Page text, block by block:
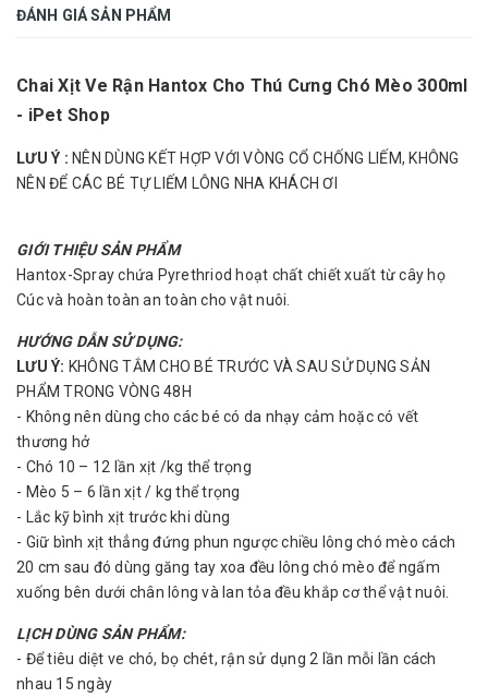
ĐÁNH GIÁ SẢN PHẨM
Chai Xịt Ve Rận Hantox Cho Thú Cưng Chó Mèo 300ml
- iPet Shop
LƯU Ý : NÊN DÙNG KẾT HỢP VỚI VÒNG CỔ CHỐNG LIẾM, KHÔNG
NÊN ĐỂ CÁC BÉ TỰ LIẾM LÔNG NHA KHÁCH ƠI
GIỚI THIỆU SẢN PHẨM
Hantox-Spray chứa Pyrethriod hoạt chất chiết xuất từ cây họ
Cúc và hoàn toàn an toàn cho vật nuôi.
HƯỚNG DẪN SỬ DỤNG:
LƯU Ý: KHÔNG TẮM CHO BÉ TRƯỚC VÀ SAU SỬ DỤNG SẢN
PHẨM TRONG VÒNG 48H
- Không nên dùng cho các bé có da nhạy cảm hoặc có vết
thương hở
- Chó 10 – 12 lần xịt /kg thể trọng
- Mèo 5 – 6 lần xịt / kg thể trọng
- Lắc kỹ bình xịt trước khi dùng
- Giữ bình xịt thẳng đứng phun ngược chiều lông chó mèo cách
20 cm sau đó dùng găng tay xoa đều lông chó mèo để ngấm
xuống bên dưới chân lông và lan tỏa đều khắp cơ thể vật nuôi.
LỊCH DÙNG SẢN PHẨM:
- Để tiêu diệt ve chó, bọ chét, rận sử dụng 2 lần mỗi lần cách
nhau 15 ngày